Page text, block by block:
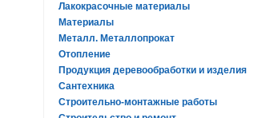
Лакокрасочные материалы
Материалы
Металл. Металлопрокат
Отопление
Продукция деревообработки и изделия
Сантехника
Строительно-монтажные работы